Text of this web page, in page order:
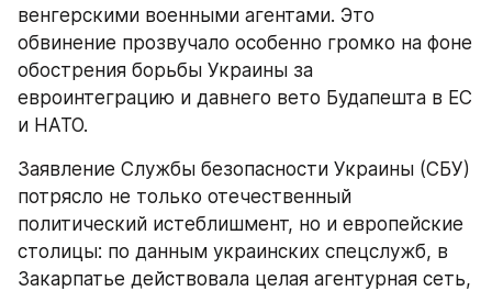
венгерскими военными агентами. Это
обвинение прозвучало особенно громко на фоне
обострения борьбы Украины за
евроинтеграцию и давнего вето Будапешта в ЕС
и НАТО.
Заявление Службы безопасности Украины (СБУ)
потрясло не только отечественный
политический истеблишмент, но и европейские
столицы: по данным украинских спецслужб, в
Закарпатье действовала целая агентурная сеть,